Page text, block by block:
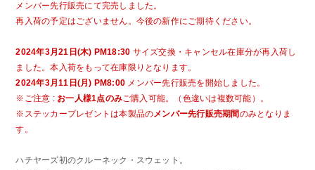
メンバー先行販売にて完売しました。
再入荷の予定はございません。今後の新作にご期待ください。
2024年3月21日(木) PM18:30 サイズ交換・キャンセル在庫分が再入荷し
ました。本入荷をもって在庫限りとなります。
2024年3月11日(月) PM8:00 メンバー先行販売を開始しました。
※ご注意 : お一人様1点のみご購入可能。（色違いは複数可能）。
※ステッカープレゼントは本製品のメンバー先行販売期間のみとなりま
す。
ハチヤーズ初のクルーネック・スウェット。